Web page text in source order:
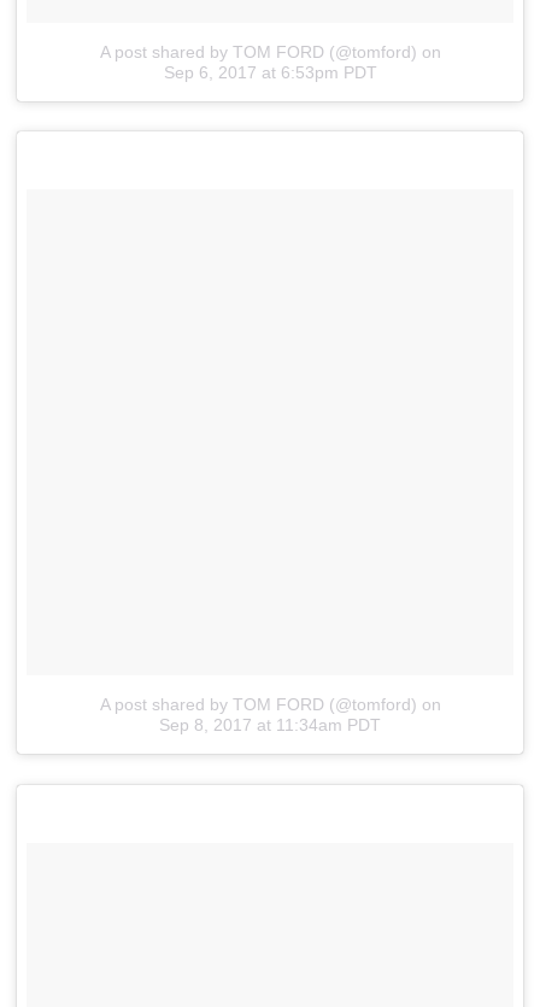
A post shared by TOM FORD (@tomford) on
Sep 6, 2017 at 6:53pm PDT
A post shared by TOM FORD (@tomford) on
Sep 8, 2017 at 11:34am PDT